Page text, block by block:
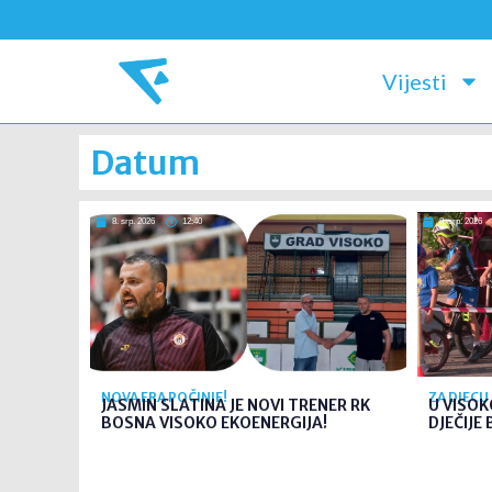
Vijesti
Datum
8. srp. 2026 12:40
NOVA ERA POČINJE!
JASMIN SLATINA JE NOVI TRENER RK
BOSNA VISOKO EKOENERGIJA!
8. srp. 2026
ZA
U